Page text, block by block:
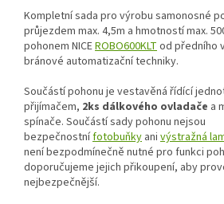
Kompletní sada pro výrobu samonosné
průjezdem max. 4,5m a hmotností max.
pohonem NICEROBO600KLTod předního
bránové automatizační techniky.
Součástí pohonu je vestavěná řídící
přijímačem, 2ks dálkového ovladače a
spínače. Součástí sady pohonu nejsou
bezpečnostnífotobuňky ani výstražná
není bezpodmínečně nutné pro funkci
doporučujeme jejich přikoupení, aby
nejbezpečnější.